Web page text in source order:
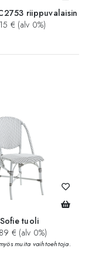
riippuvalaisin
€ (alv 0%)
Sofie tuoli
€ (alv 0%)
muita vaihtoehtoja.